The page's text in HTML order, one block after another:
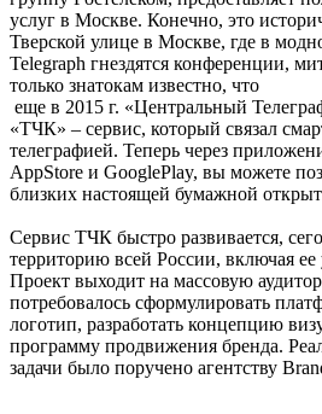
услуг в Москве. Конечно, это
Тверской улице в Москве, где в
Telegraph гнездятся конференции,
только знатокам известно, что
еще в 2015 г. «Центральный
«ТЧК» – сервис, который связал
телеграфией. Теперь через
AppStore и GooglePlay, вы можете
близких настоящей бумажной
Сервис ТЧК быстро развивается,
территорию всей России, включая ее
Проект выходит на массовую
потребовалось сформулировать
логотип, разработать концепцию
программу продвижения бренда.
задачи было поручено агентству